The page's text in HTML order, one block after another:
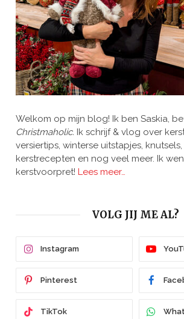
Welkom op mijn blog! Ik ben Saskia,
Christmaholic. Ik schrijf & vlog over
versiertips, winterse uitstapjes,
kerstrecepten en nog veel meer. Ik
kerstvoorpret! Lees meer…
VOLG JIJ ME AL?
Instagram
Pinterest
TikTok